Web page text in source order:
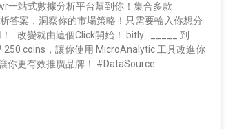
一站式數據分析平台幫到你！集合多款
答案，洞察你的市場策略！只需要輸入你想分
改變就由這個Click開始！ bitly _____ 到
coins，讓你使用 MicroAnalytic 工具改進你
你更有效推廣品牌！ #DataSource